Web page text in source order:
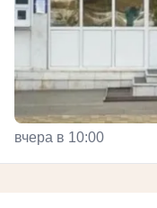
вчера в 10:00